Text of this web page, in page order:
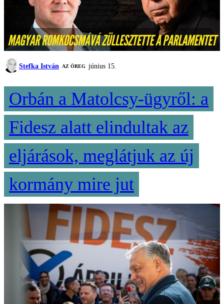
Stefka István AZ ÖREG június 15.
Orbán a Matolcsy-ügyről: a
Fidesz alatt elindultak az
eljárások, meglátjuk az új
kormány mire jut